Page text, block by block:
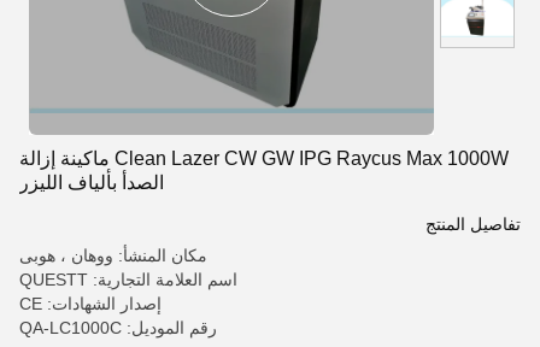
Clean Lazer CW GW IPG Raycus Max 1000W ماكينة إزالة
الصدأ بألياف الليزر
تفاصيل المنتج
مكان المنشأ: ووهان ، هوبى
اسم العلامة التجارية: QUESTT
إصدار الشهادات: CE
رقم الموديل: QA-LC1000C